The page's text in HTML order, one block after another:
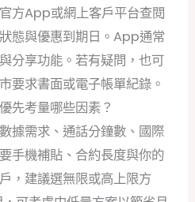
方App或網上客戶平台查閱
態與優惠到期日。App通常
分享功能。若有疑問，也可
要求書面或電子帳單紀錄。
先考量哪些因素？
據需求、通話分鐘數、國際
手機補貼、合約長度與你的
，建議選無限或高上限方